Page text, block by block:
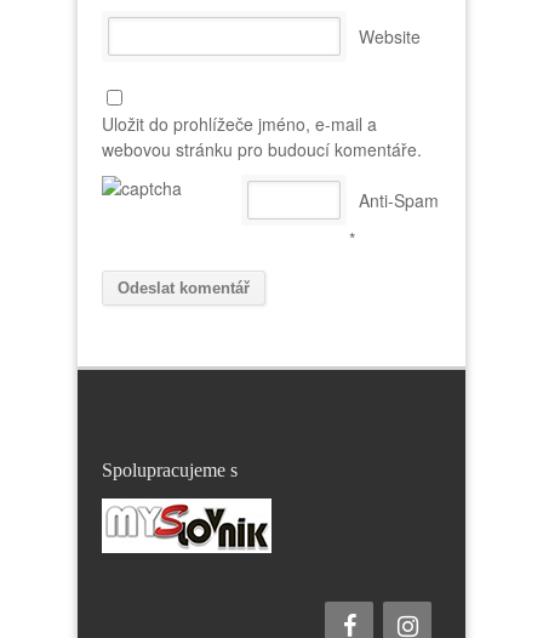
Website
Uložit do prohlížeče jméno, e-mail a
webovou stránku pro budoucí komentáře.
Anti-Spam
*
Spolupracujeme s